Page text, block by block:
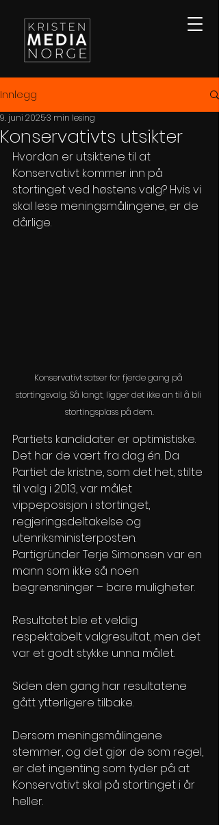
Innlegg
Konservativts utsikter
9. juni 20253 min lesing
Hvordan er utsiktene til at
Konservativt kommer inn på
stortinget ved høstens valg? Hvis vi
skal lese meningsmålingene, er de
dårlige.
Konservativt satser for fjerde gang på
stortingsvalg. Så langt, ligger det ikke an til å bli
stortingsplass på dem.
Partiets kandidater er optimistiske.
Det har de vært fra dag én. Da
Partiet de kristne, som det het, stilte
til valg i 2013, var målet
vippeposisjon i stortinget,
regjeringsdeltakelse og
utenriksministerposten.
Partigründer Terje Simonsen var en
mann som ikke så noen
begrensninger – bare muligheter.
Resultatet ble et veldig
respektabelt valgresultat, men det
var et godt stykke unna målet.
Siden den gang har resultatene
gått ytterligere tilbake.
Dersom meningsmålingene
stemmer, og det gjør de som regel,
er det ingenting som tyder på at
Konservativt skal på stortinget i år
heller.